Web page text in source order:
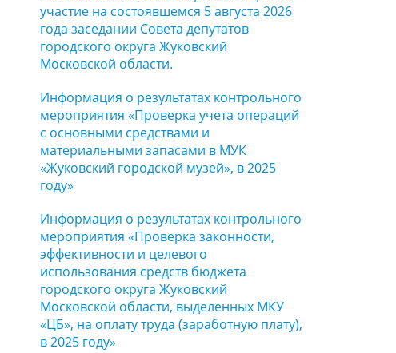
участие на состоявшемся 5 августа 2026
года заседании Совета депутатов
городского округа Жуковский
Московской области.
Информация о результатах контрольного
мероприятия «Проверка учета операций
с основными средствами и
материальными запасами в МУК
«Жуковский городской музей», в 2025
году»
Информация о результатах контрольного
мероприятия «Проверка законности,
эффективности и целевого
использования средств бюджета
городского округа Жуковский
Московской области, выделенных МКУ
«ЦБ», на оплату труда (заработную плату),
в 2025 году»